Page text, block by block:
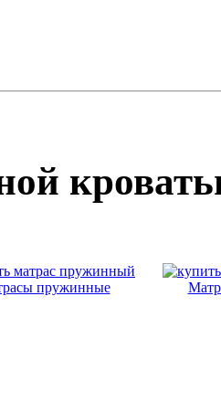
пружинные